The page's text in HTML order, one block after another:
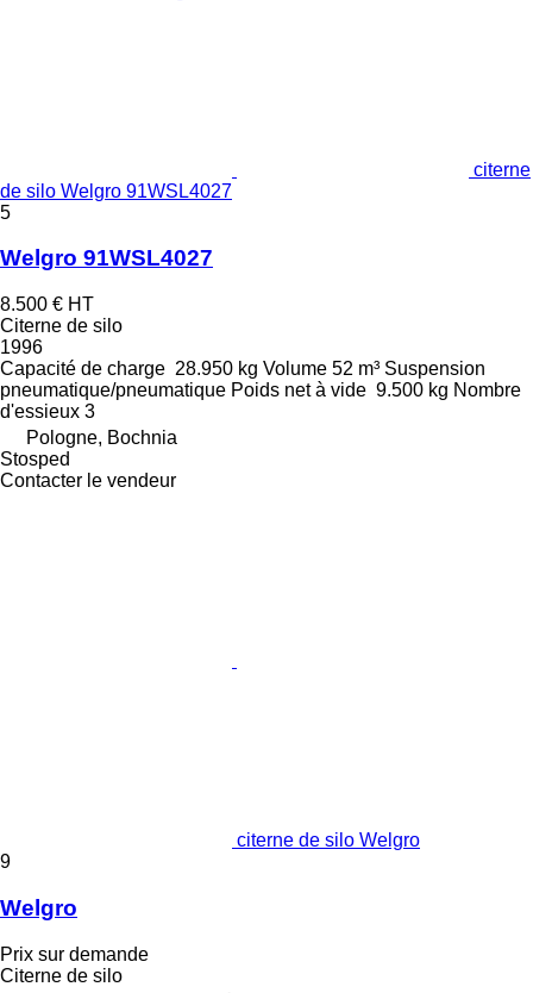
citerne
de silo Welgro 91WSL4027
5
Welgro 91WSL4027
8.500 € HT
Citerne de silo
1996
Capacité de charge 28.950 kg Volume 52 m³ Suspension
pneumatique/pneumatique Poids net à vide 9.500 kg Nombre
d'essieux 3
Pologne, Bochnia
Stosped
Contacter le vendeur
citerne de silo Welgro
9
Welgro
Prix sur demande
Citerne de silo